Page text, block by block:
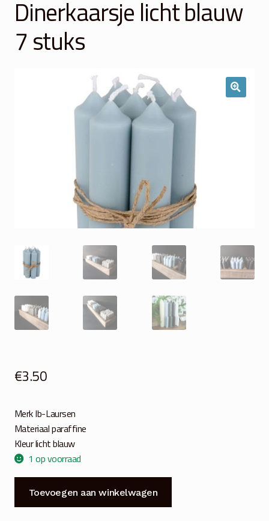
Winkelmand
Over Ons
Veelgestelde vragen
Dinerkaarsje licht blauw
7 stuks
€3.50
Merk Ib-Laursen
Materiaal paraffine
Kleur licht blauw
1 op voorraad
Toevoegen aan winkelwagen